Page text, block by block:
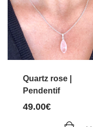
Quartz rose |
Pendentif
49.00€